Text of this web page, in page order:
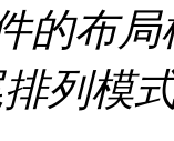
的布
列模式